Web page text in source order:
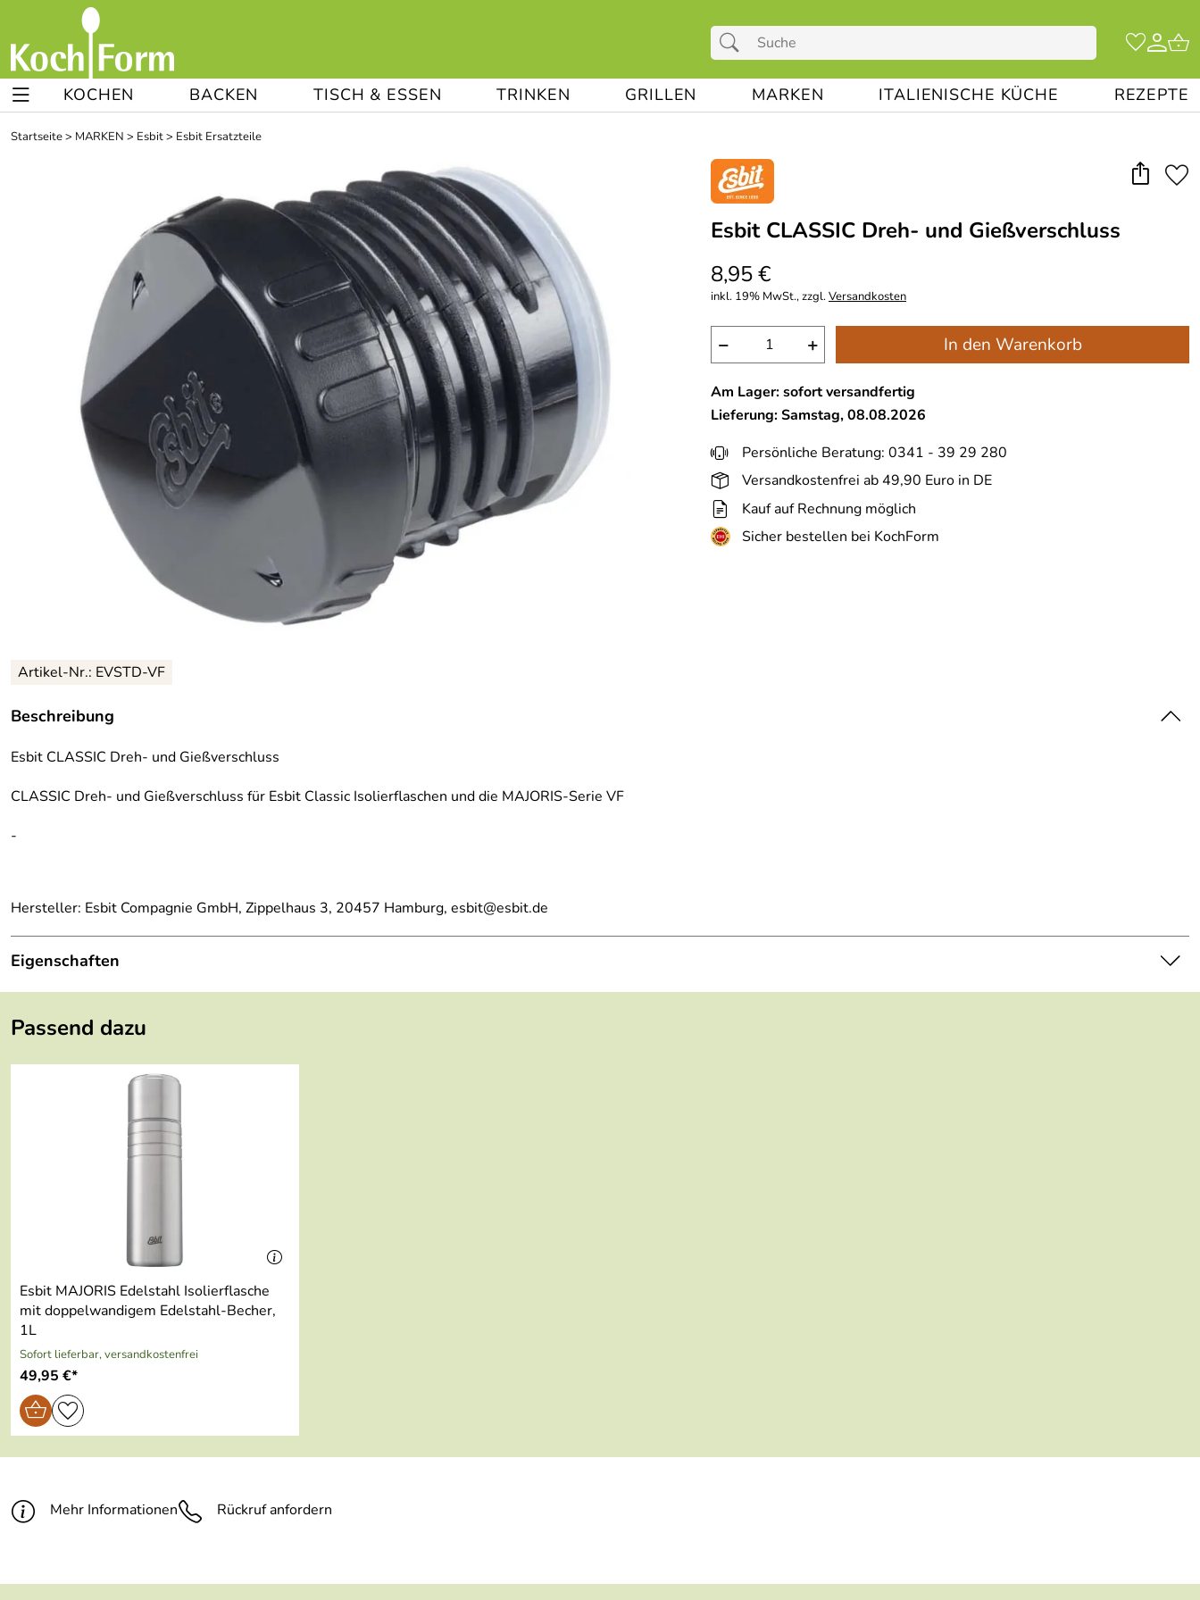
KOCHEN BACKEN TISCH & ESSEN TRINKEN GRILLEN MARKEN ITALIENISCHE KÜCHE REZEPTE
Startseite> MARKEN > Esbit> Esbit Ersatzteile
Esbit CLASSIC Dreh- und Gießverschluss
8,95 €
inkl. 19% MwSt., zzgl.Versandkosten
− + In den Warenkorb
Am Lager: sofort versandfertig
Lieferung: Samstag, 08.08.2026
Persönliche Beratung: 0341 - 39 29 280
Versandkostenfrei ab 49,90 Euro in DE
Kauf auf Rechnung möglich
Sicher bestellen bei KochForm
Artikel-Nr.: EVSTD-VF
Beschreibung
Esbit CLASSIC Dreh- und Gießverschluss
CLASSIC Dreh- und Gießverschluss für Esbit Classic Isolierflaschen und die MAJORIS-Serie VF
-
Hersteller: Esbit Compagnie GmbH, Zippelhaus 3, 20457 Hamburg, esbit@esbit.de
Eigenschaften
Farbe:
Schwarz
5,6 cm
5,6 cm
5,4 cm
Passend dazu
Esbit MAJORIS Edelstahl Isolierflasche
mit doppelwandigem Edelstahl-Becher,
1L
Sofort lieferbar, versandkostenfrei
49,95 €*
Mehr Informationen Rückruf anfordern